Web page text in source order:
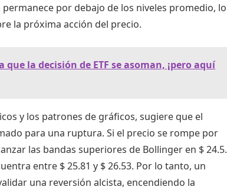
por debajo de los niveles promedio, lo
la próxima acción del precio.
que la decisión de ETF se asoman, ¡pero aquí
y los patrones de gráficos, sugiere que el
para una ruptura. Si el precio se rompe por
las bandas superiores de Bollinger en $ 24.5.
entre $ 25.81 y $ 26.53. Por lo tanto, un
una reversión alcista, encendiendo la